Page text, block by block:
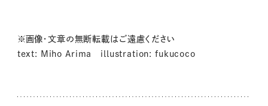
※画像・文章の無断転載はご遠慮ください
text: Miho Arima illustration: fukucoco